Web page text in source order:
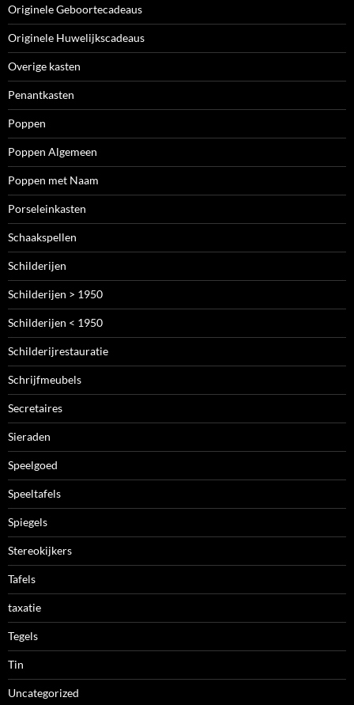
Originele Geboortecadeaus
Originele Huwelijkscadeaus
Overige kasten
Penantkasten
Poppen
Poppen Algemeen
Poppen met Naam
Porseleinkasten
Schaakspellen
Schilderijen
Schilderijen > 1950
Schilderijen < 1950
Schilderijrestauratie
Schrijfmeubels
Secretaires
Sieraden
Speelgoed
Speeltafels
Spiegels
Stereokijkers
Tafels
taxatie
Tegels
Tin
Uncategorized